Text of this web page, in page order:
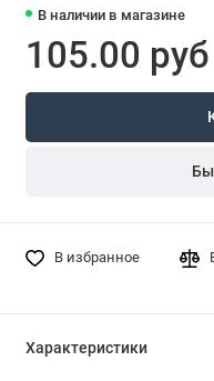
В наличии в магазине
105.00 руб
В избранное
Характеристики